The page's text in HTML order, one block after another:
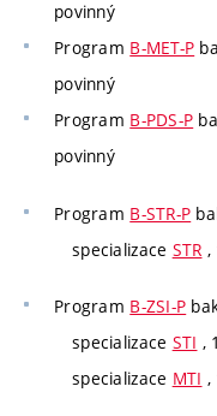
povinný
Program B-MET-P
povinný
Program B-PDS-P
povinný
Program B-STR-P
specializace STR
Program B-ZSI-P
specializace STI ,
specializace MTI ,